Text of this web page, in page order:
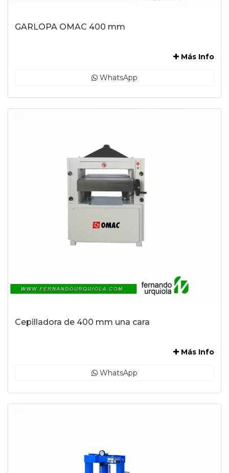
GARLOPA OMAC 400 mm
Más Info
WhatsApp
Cepilladora de 400 mm una cara
Más Info
WhatsApp